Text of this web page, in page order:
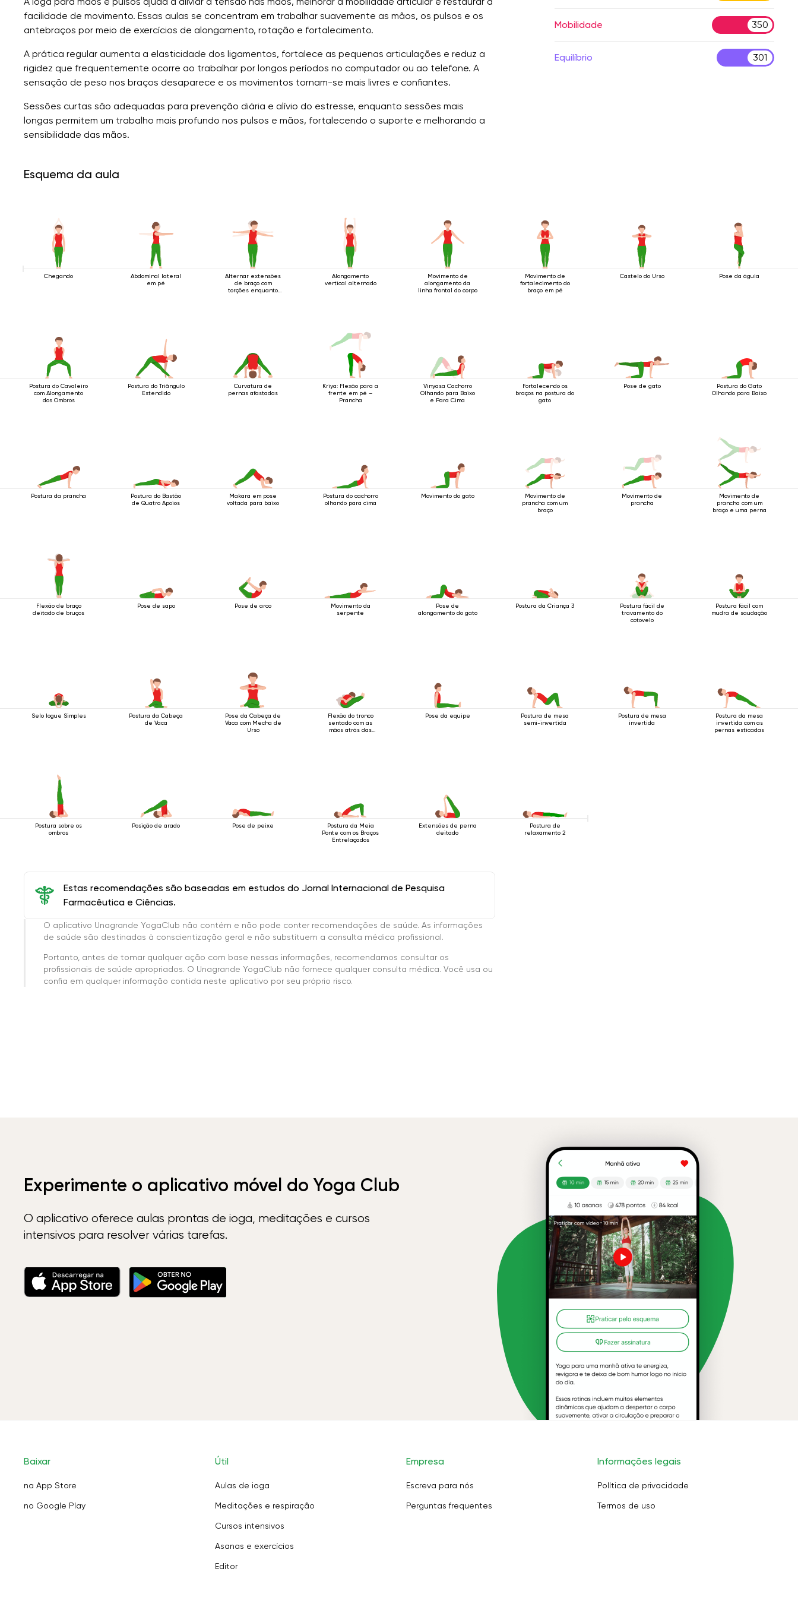
facilidade de movimento. Essas aulas se concentram em trabalhar suavemente as mãos, os pulsos e os
antebraços por meio de exercícios de alongamento, rotação e fortalecimento.
A prática regular aumenta a elasticidade dos ligamentos, fortalece as pequenas articulações e reduz a
rigidez que frequentemente ocorre ao trabalhar por longos períodos no computador ou ao telefone. A
sensação de peso nos braços desaparece e os movimentos tornam-se mais livres e confiantes.
Sessões curtas são adequadas para prevenção diária e alívio do estresse, enquanto sessões mais
longas permitem um trabalho mais profundo nos pulsos e mãos, fortalecendo o suporte e melhorando a
sensibilidade das mãos.
Mobilidade 350
Equilíbrio 301
Esquema da aula
Chegando
Abdominal lateral
em pé
Alternar extensões
de braço com
torções enquanto
Alongamento
vertical alternado
Movimento de
alongamento da
linha frontal do corpo
Movimento de
fortalecimento do
braço em pé
Castelo do Urso Pose da águia
Postura do Cavaleiro
com Alongamento
dos Ombros
Postura do Triângulo
Estendido
Curvatura de
pernas afastadas
Kriya: Flexão para a
frente em pé –
Prancha
Vinyasa Cachorro
Olhando para Baixo
e Para Cima
Fortalecendo os
braços na postura do
gato
Pose de gato
Postura do Gato
Olhando para Baixo
Postura da prancha
Postura do Bastão
de Quatro Apoios
Makara em pose
voltada para baixo
Postura do cachorro
olhando para cima
Movimento do gato
Movimento de
prancha com um
braço
Movimento de
prancha
Movimento de
prancha com um
braço e uma perna
Flexão de braço
deitado de bruços
Pose de sapo Pose de arco
Movimento da
serpente
Pose de
alongamento do gato
Postura da Criança 3
Postura fácil de
travamento do
cotovelo
Postura fácil com
mudra de saudação
Selo Iogue Simples
Postura da Cabeça
de Vaca
Pose da Cabeça de
Vaca com Mecha de
Urso
Flexão do tronco
sentado com as
mãos atrás das
Pose da equipe
Postura de mesa
semi-invertida
Postura de mesa
invertida
Postura da mesa
invertida com as
pernas esticadas
Postura sobre os
ombros
Posição de arado Pose de peixe
Postura da Meia
Ponte com os Braços
Entrelaçados
Extensões de perna
deitado
Postura de
relaxamento 2
Estas recomendações são baseadas em estudos do Jornal Internacional de Pesquisa
Farmacêutica e Ciências.
O aplicativo Unagrande YogaClub não contém e não pode conter recomendações de saúde. As informações
de saúde são destinadas à conscientização geral e não substituem a consulta médica profissional.
Portanto, antes de tomar qualquer ação com base nessas informações, recomendamos consultar os
profissionais de saúde apropriados. O Unagrande YogaClub não fornece qualquer consulta médica. Você usa ou
confia em qualquer informação contida neste aplicativo por seu próprio risco.
Experimente o aplicativo móvel do Yoga Club
O aplicativo oferece aulas prontas de ioga, meditações e cursos
intensivos para resolver várias tarefas.
Baixar
na App Store
no Google Play
Útil
Aulas de ioga
Meditações e respiração
Cursos intensivos
Asanas e exercícios
Editor
Empresa
Escreva para nós
Perguntas frequentes
Informações legais
Política de privacidade
Termos de uso